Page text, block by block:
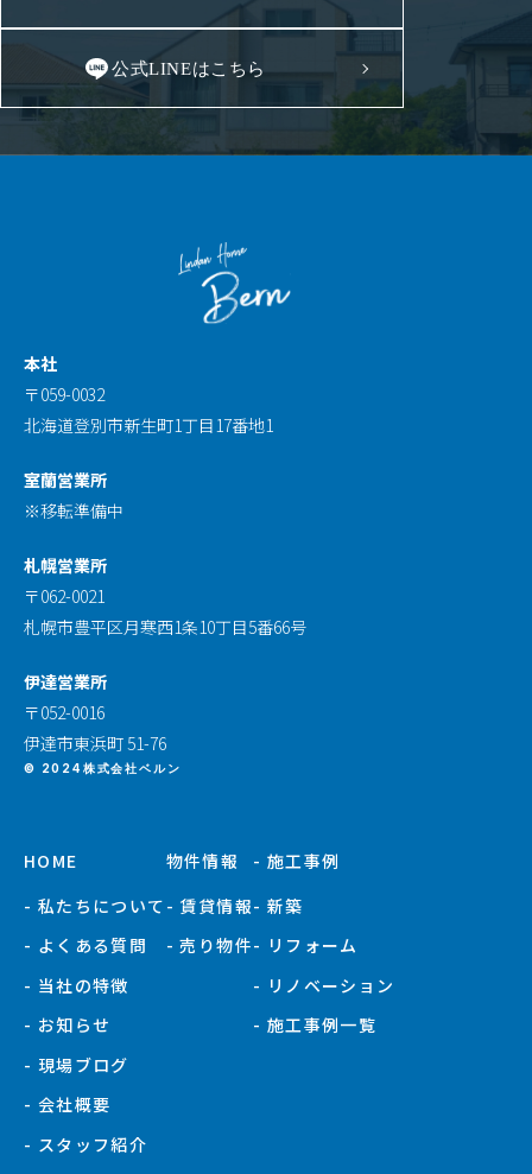
公式LINEはこちら
本社
〒059-0032
北海道登別市新生町1丁目17番地1
室蘭営業所
※移転準備中
札幌営業所
〒062-0021
札幌市豊平区月寒西1条10丁目5番66号
伊達営業所
〒052-0016
伊達市東浜町 51-76
© 2024株式会社ベルン
HOME
- 私たちについて
- よくある質問
- 当社の特徴
- お知らせ
- 現場ブログ
- 会社概要
- スタッフ紹介
物件情報
- 賃貸情報
- 売り物件
- 施工事例
- 新築
- リフォーム
- リノベーション
- 施工事例一覧